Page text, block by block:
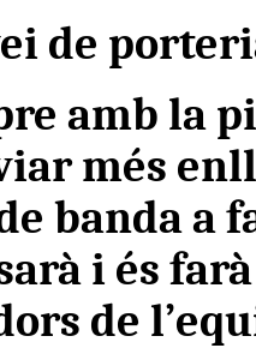
de
amb la
més
banda a
i és
de